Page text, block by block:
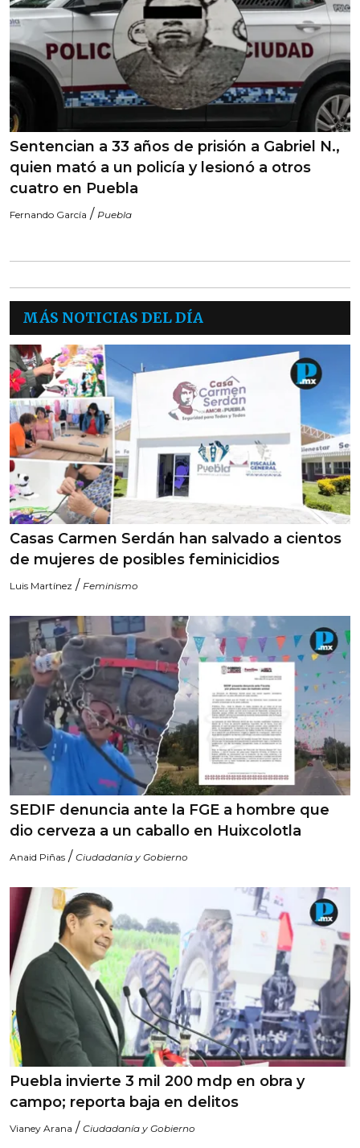
Sentencian a 33 años de prisión a Gabriel N.,
quien mató a un policía y lesionó a otros
cuatro en Puebla
Fernando García / Puebla
MÁS NOTICIAS DEL DÍA
Casas Carmen Serdán han salvado a cientos
de mujeres de posibles feminicidios
Luis Martínez / Feminismo
SEDIF denuncia ante la FGE a hombre que
dio cerveza a un caballo en Huixcolotla
Anaid Piñas / Ciudadanía y Gobierno
Puebla invierte 3 mil 200 mdp en obra y
campo; reporta baja en delitos
Vianey Arana / Ciudadanía y Gobierno